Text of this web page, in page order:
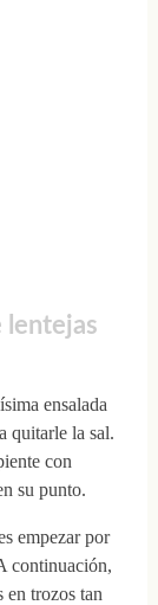
lentejas
ensalada
quitarle la sal.
con
su punto.
empezar por
continuación,
trozos tan